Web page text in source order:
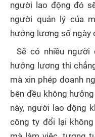
người lao động đó
người quản lý của
hưởng lương số ngày
Sẽ có nhiều người
hưởng lương thì
mà xin phép doanh
bên đều không
này, người lao động
công ty đổi lại